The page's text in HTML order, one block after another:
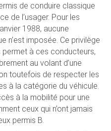
de conduire classique
de l’usager. Pour les
1988, aucune
n’est imposée. Ce privilège
permet à ces conducteurs,
au volant d’une
toutefois de respecter les
à la catégorie du véhicule.
à la mobilité pour une
ceux qui n’ont jamais
permis B.